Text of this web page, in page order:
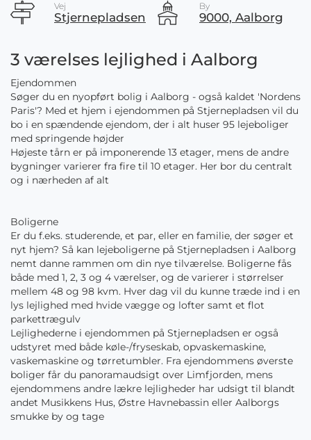
Vej
Stjernepladsen
By
9000, Aalborg
3 værelses lejlighed i Aalborg
Ejendommen
Søger du en nyopført bolig i Aalborg - også kaldet 'Nordens
Paris'? Med et hjem i ejendommen på Stjernepladsen vil du
bo i en spændende ejendom, der i alt huser 95 lejeboliger
med springende højder
Højeste tårn er på imponerende 13 etager, mens de andre
bygninger varierer fra fire til 10 etager. Her bor du centralt
og i nærheden af alt
Boligerne
Er du f.eks. studerende, et par, eller en familie, der søger et
nyt hjem? Så kan lejeboligerne på Stjernepladsen i Aalborg
nemt danne rammen om din nye tilværelse. Boligerne fås
både med 1, 2, 3 og 4 værelser, og de varierer i størrelser
mellem 48 og 98 kvm. Hver dag vil du kunne træde ind i en
lys lejlighed med hvide vægge og lofter samt et flot
parkettrægulv
Lejlighederne i ejendommen på Stjernepladsen er også
udstyret med både køle-/fryseskab, opvaskemaskine,
vaskemaskine og tørretumbler. Fra ejendommens øverste
boliger får du panoramaudsigt over Limfjorden, mens
ejendommens andre lækre lejligheder har udsigt til blandt
andet Musikkens Hus, Østre Havnebassin eller Aalborgs
smukke by og tage